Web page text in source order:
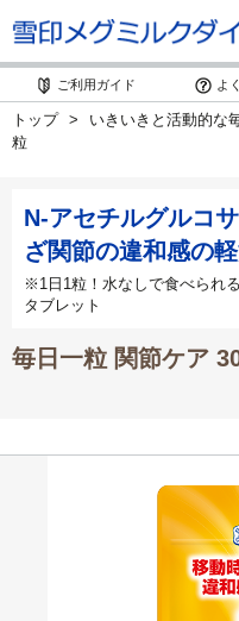
ご利用ガイド よ
トップ いきいきと活動的な
粒
N-アセチルグルコ
ざ関節の違和感の
※1日1粒！水なしで食べられ
タブレット
毎日一粒 関節ケア